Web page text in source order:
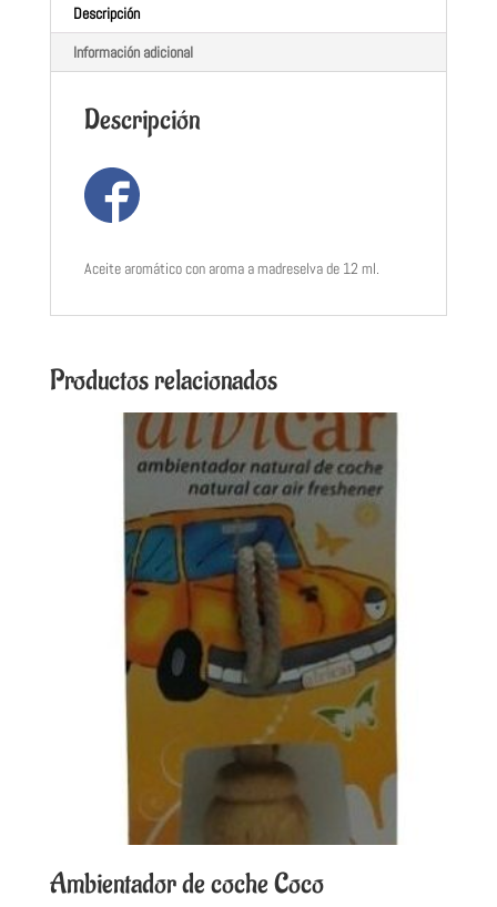
Descripción
Información adicional
Descripción
Aceite aromático con aroma a madreselva de 12 ml.
Productos relacionados
Ambientador de coche Coco